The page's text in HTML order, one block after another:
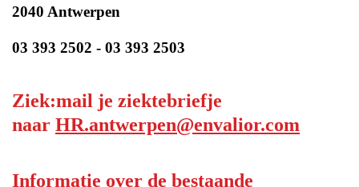
2040 Antwerpen
03 393 2502 - 03 393 2503
Ziek:mail je ziektebriefje
naar HR.antwerpen@envalior.com
Informatie over de bestaande